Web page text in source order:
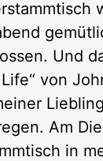
Und
von
Am
in